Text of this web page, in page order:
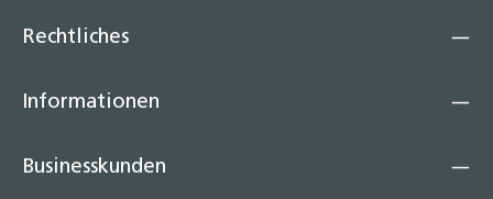
Rechtliches
Informationen
Businesskunden